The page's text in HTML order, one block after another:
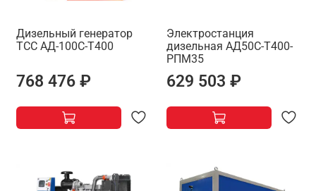
Дизельный генератор
ТСС АД-100С-Т400
768 476 ₽
Электростанция
дизельная АД50С-Т400-
РПМ35
629 503 ₽